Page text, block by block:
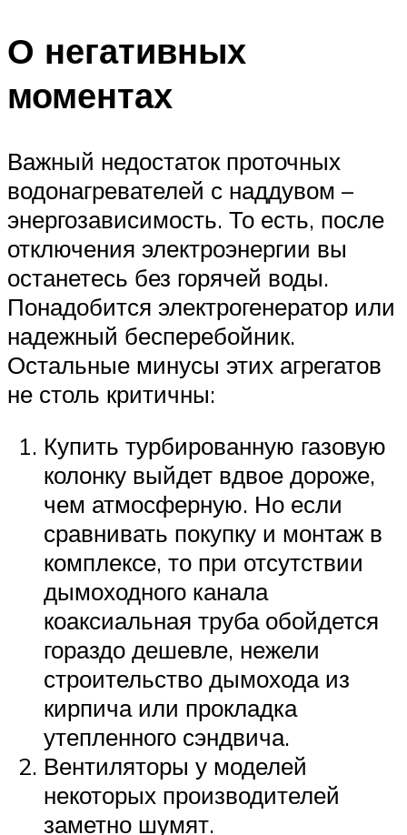
О негативных
моментах
Важный недостаток проточных
водонагревателей с наддувом –
энергозависимость. То есть, после
отключения электроэнергии вы
останетесь без горячей воды.
Понадобится электрогенератор или
надежный бесперебойник.
Остальные минусы этих агрегатов
не столь критичны:
Купить турбированную газовую
колонку выйдет вдвое дороже,
чем атмосферную. Но если
сравнивать покупку и монтаж в
комплексе, то при отсутствии
дымоходного канала
коаксиальная труба обойдется
гораздо дешевле, нежели
строительство дымохода из
кирпича или прокладка
утепленного сэндвича.
Вентиляторы у моделей
некоторых производителей
заметно шумят.